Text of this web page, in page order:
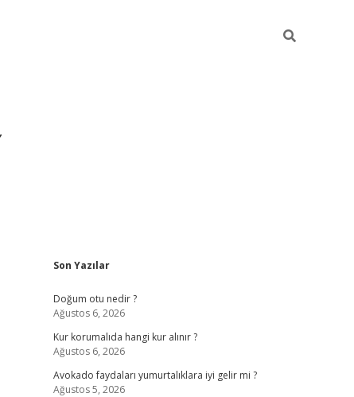
Sidebar
Son Yazılar
Doğum otu nedir ?
Ağustos 6, 2026
Kur korumalıda hangi kur alınır ?
Ağustos 6, 2026
Avokado faydaları yumurtalıklara iyi gelir mi ?
Ağustos 5, 2026
betci